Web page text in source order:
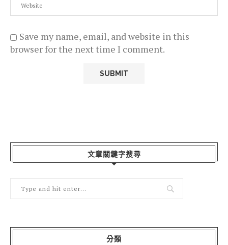
Save my name, email, and website in this
browser for the next time I comment.
文章關鍵字搜尋
分類